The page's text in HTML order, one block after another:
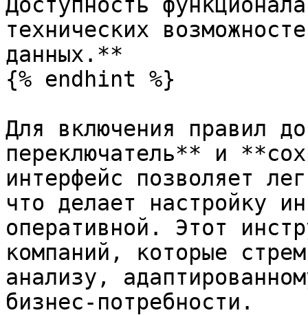
технических
данных.**
{% endhint %}
Для включения правил
переключатель** и
интерфейс позволяет
что делает настройку
оперативной. Этот
компаний, которые
анализу,
бизнес-потребности.